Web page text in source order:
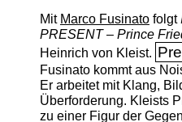
Mit Marco Fusinatofolgt
PRESENT – Prince
Heinrich von Kleist.
Fusinato kommt aus
Er arbeitet mit Klang,
Überforderung. Kleists
zu einer Figur der